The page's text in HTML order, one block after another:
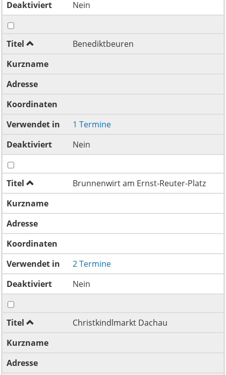
Deaktiviert
Nein
Titel
Benediktbeuren
Kurzname
Adresse
Koordinaten
Verwendet in
1 Termine
Deaktiviert
Nein
Titel
Brunnenwirt am Ernst-Reuter-Platz
Kurzname
Adresse
Koordinaten
Verwendet in
2 Termine
Deaktiviert
Nein
Titel
Christkindlmarkt Dachau
Kurzname
Adresse